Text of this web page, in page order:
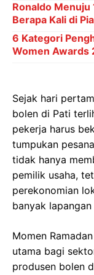
Ronaldo Menuju
Berapa Kali di
6 Kategori
Women Awards
Sejak hari
bolen di Pati
pekerja harus
tumpukan
tidak hanya
pemilik usaha,
perekonomian
banyak
Momen
utama bagi
produsen bolen